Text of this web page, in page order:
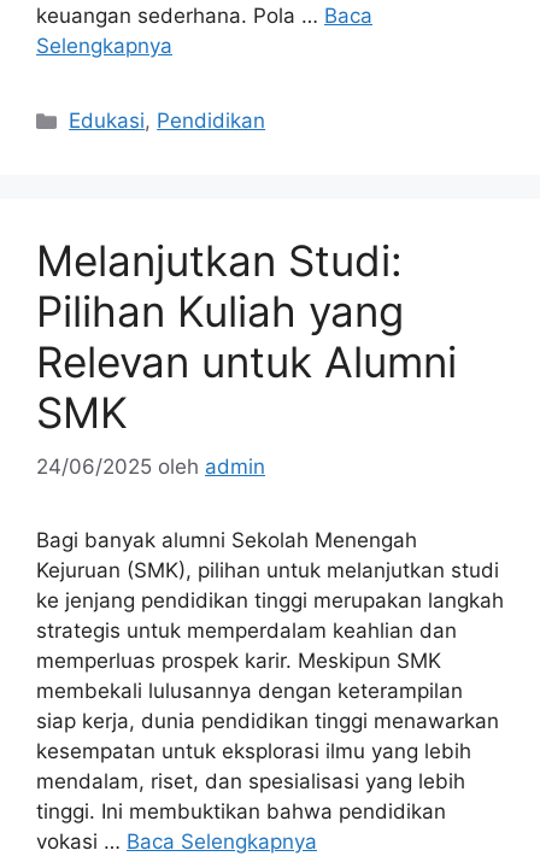
keuangan sederhana. Pola … Baca
Selengkapnya
Kategori
Edukasi, Pendidikan
Melanjutkan Studi:
Pilihan Kuliah yang
Relevan untuk Alumni
SMK
24/06/2025 oleh admin
Bagi banyak alumni Sekolah Menengah
Kejuruan (SMK), pilihan untuk melanjutkan studi
ke jenjang pendidikan tinggi merupakan langkah
strategis untuk memperdalam keahlian dan
memperluas prospek karir. Meskipun SMK
membekali lulusannya dengan keterampilan
siap kerja, dunia pendidikan tinggi menawarkan
kesempatan untuk eksplorasi ilmu yang lebih
mendalam, riset, dan spesialisasi yang lebih
tinggi. Ini membuktikan bahwa pendidikan
vokasi … Baca Selengkapnya